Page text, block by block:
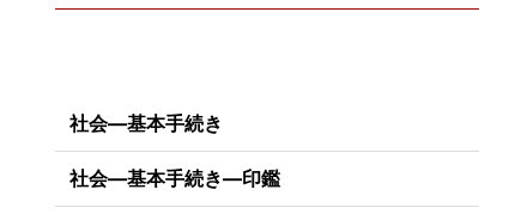
社会―基本手続き
社会―基本手続き―印鑑